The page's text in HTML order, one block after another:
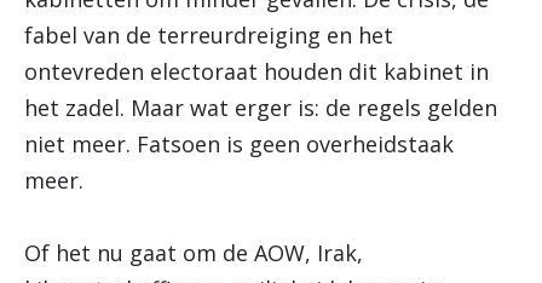
fabel van de terreurdreiging en het
ontevreden electoraat houden dit kabinet in
het zadel. Maar wat erger is: de regels gelden
niet meer. Fatsoen is geen overheidstaak
meer.
Of het nu gaat om de AOW, Irak,